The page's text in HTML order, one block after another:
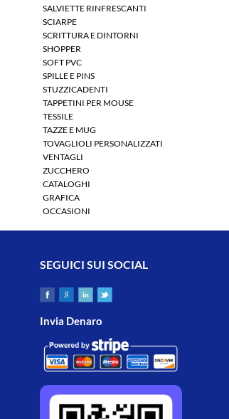
SALVIETTE RINFRESCANTI
SCIARPE
SCRITTURA E DINTORNI
SHOPPER
SOFT PVC
SPILLE E PINS
STUZZICADENTI
TAPPETINI PER MOUSE
TESSILE
TAZZE E MUG
TOVAGLIOLI PERSONALIZZATI
VENTAGLI
ZUCCHERO
CATALOGHI
GRAFICA
OCCASIONI
SEGUICI SUI SOCIAL
Invia Denaro